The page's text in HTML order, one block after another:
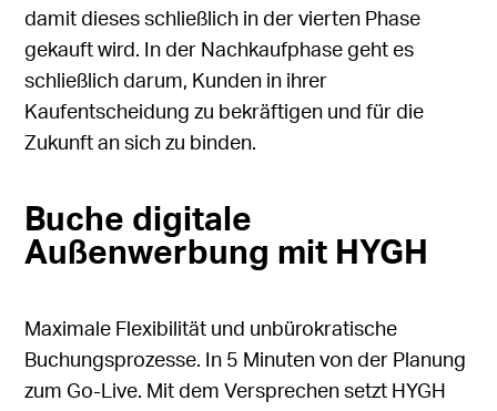
damit dieses schließlich in der vierten Phase
gekauft wird. In der Nachkaufphase geht es
schließlich darum, Kunden in ihrer
Kaufentscheidung zu bekräftigen und für die
Zukunft an sich zu binden.
Buche digitale
Außenwerbung mit HYGH
Maximale Flexibilität und unbürokratische
Buchungsprozesse. In 5 Minuten von der Planung
zum Go-Live. Mit dem Versprechen setzt HYGH